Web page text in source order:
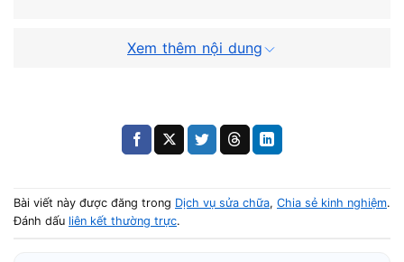
Một số tab có thể crash hoặc tự reload do hệ thống
Xem thêm nội dung
Bài viết này được đăng trong Dịch vụ sửa chữa, Chia sẻ kinh nghiệm.
Đánh dấu liên kết thường trực.